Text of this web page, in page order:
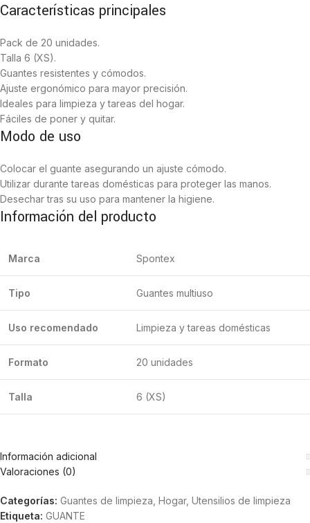
Características principales
Pack de 20 unidades.
Talla 6 (XS).
Guantes resistentes y cómodos.
Ajuste ergonómico para mayor precisión.
Ideales para limpieza y tareas del hogar.
Fáciles de poner y quitar.
Modo de uso
Colocar el guante asegurando un ajuste cómodo.
Utilizar durante tareas domésticas para proteger las manos.
Desechar tras su uso para mantener la higiene.
Información del producto
Marca Spontex
Tipo Guantes multiuso
Uso recomendado Limpieza y tareas domésticas
Formato 20 unidades
Talla 6 (XS)
Información adicional
Valoraciones (0)
Categorías: Guantes de limpieza Hogar, Utensilios de limpieza
Etiqueta: GUANTE